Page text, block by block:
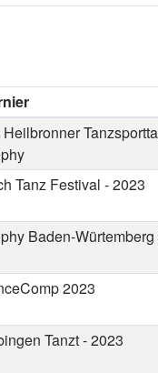
Heilbronner
Tanz Festival - 2023
Baden-
2023
Tanzt - 2023